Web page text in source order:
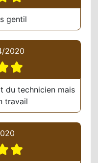
gentil
2020
du technicien mais
travail